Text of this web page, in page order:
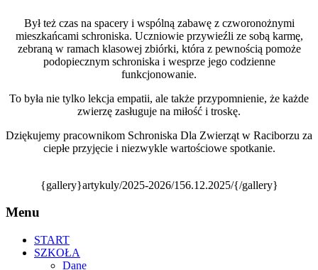
Był też czas na spacery i wspólną zabawę z czworonożnymi
mieszkańcami schroniska. Uczniowie przywieźli ze sobą karmę,
zebraną w ramach klasowej zbiórki, która z pewnością pomoże
podopiecznym schroniska i wesprze jego codzienne
funkcjonowanie.
To była nie tylko lekcja empatii, ale także przypomnienie, że każde
zwierzę zasługuje na miłość i troskę.
Dziękujemy pracownikom Schroniska Dla Zwierząt w Raciborzu za
ciepłe przyjęcie i niezwykle wartościowe spotkanie.
{gallery}artykuly/2025-2026/156.12.2025/{/gallery}
Menu
START
SZKOŁA
Dane